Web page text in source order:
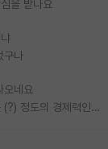
을 받나요
구나
오네요
박사진학하기에 2억은 괜찮은 (?) 정도의 경제력인가요